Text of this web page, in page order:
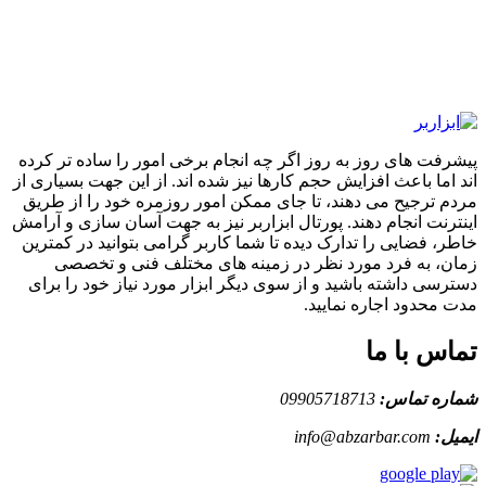
پیشرفت های روز به روز اگر چه انجام برخی امور را ساده تر کرده
اند اما باعث افزایش حجم کارها نیز شده اند. از این جهت بسیاری از
مردم ترجیح می دهند، تا جای ممکن امور روزمره خود را از طریق
اینترنت انجام دهند. پورتال ابزاربر نیز به جهت آسان سازی و آرامش
خاطر، فضایی را تدارک دیده تا شما کاربر گرامی بتوانید در کمترین
زمان، به فرد مورد نظر در زمینه های مختلف فنی و تخصصی
دسترسی داشته باشید و از سوی دیگر ابزار مورد نیاز خود را برای
مدت محدود اجاره نمایید.
تماس با ما
شماره تماس: 09905718713
ایمیل: info@abzarbar.com